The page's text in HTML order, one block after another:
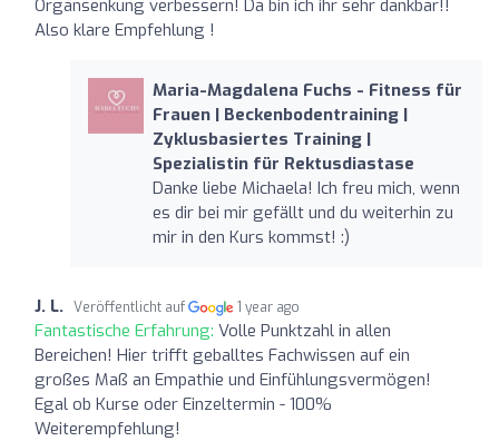
Organsenkung verbessern! Da bin ich ihr sehr dankbar!!
Also klare Empfehlung !
Maria-Magdalena Fuchs - Fitness für
Frauen | Beckenbodentraining |
Zyklusbasiertes Training |
Spezialistin für Rektusdiastase
Danke liebe Michaela! Ich freu mich, wenn
es dir bei mir gefällt und du weiterhin zu
mir in den Kurs kommst! :)
J. L. Veröffentlicht auf 1 year ago
Fantastische Erfahrung: Volle Punktzahl in allen
Bereichen! Hier trifft geballtes Fachwissen auf ein
großes Maß an Empathie und Einfühlungsvermögen!
Egal ob Kurse oder Einzeltermin - 100%
Weiterempfehlung!